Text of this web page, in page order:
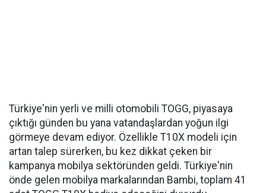
Türkiye'nin yerli ve milli otomobili TOGG, piyasaya
çıktığı günden bu yana vatandaşlardan yoğun ilgi
görmeye devam ediyor. Özellikle T10X modeli için
artan talep sürerken, bu kez dikkat çeken bir
kampanya mobilya sektöründen geldi. Türkiye'nin
önde gelen mobilya markalarından Bambi, toplam 41